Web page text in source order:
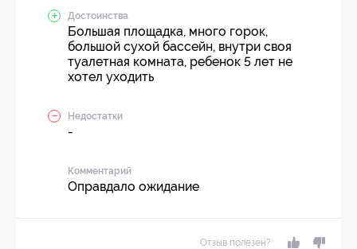
Достоинства
Большая площадка, много горок,
большой сухой бассейн, внутри своя
туалетная комната, ребенок 5 лет не
хотел уходить
Недостатки
-
Комментарий
Оправдало ожидание
Отзыв полезен?